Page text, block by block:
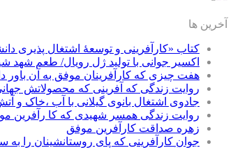
آخرین ها
کتاب «کارآفرینی و توسعۀ اشتغال پذیری
اکسیر جوانی با تولید ژل رویال/ طعم شهد
هفت چیزی که کارآفرینان موفق به آن باور
روایت زندگی که آفرینی که محصولاتش
جادوی اشتغال بانوی گیلانی با آب ،خاک و
روایت زندگی همسر شهیدی که کا رآفرین
زهره صداقت کارآفرین موفق
جوان کارآفرینی که پای روستانشینان را